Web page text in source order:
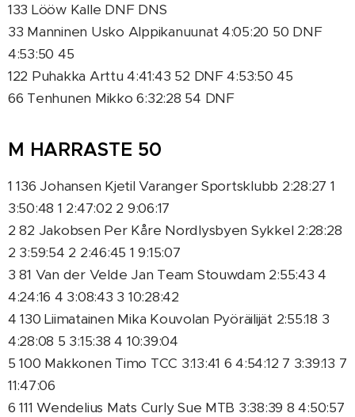
133 Lööw Kalle DNF DNS
33 Manninen Usko Alppikanuunat 4:05:20 50 DNF
4:53:50 45
122 Puhakka Arttu 4:41:43 52 DNF 4:53:50 45
66 Tenhunen Mikko 6:32:28 54 DNF
M HARRASTE 50
1 136 Johansen Kjetil Varanger Sportsklubb 2:28:27 1
3:50:48 1 2:47:02 2 9:06:17
2 82 Jakobsen Per Kåre Nordlysbyen Sykkel 2:28:28
2 3:59:54 2 2:46:45 1 9:15:07
3 81 Van der Velde Jan Team Stouwdam 2:55:43 4
4:24:16 4 3:08:43 3 10:28:42
4 130 Liimatainen Mika Kouvolan Pyöräilijät 2:55:18 3
4:28:08 5 3:15:38 4 10:39:04
5 100 Makkonen Timo TCC 3:13:41 6 4:54:12 7 3:39:13 7
11:47:06
6 111 Wendelius Mats Curly Sue MTB 3:38:39 8 4:50:57